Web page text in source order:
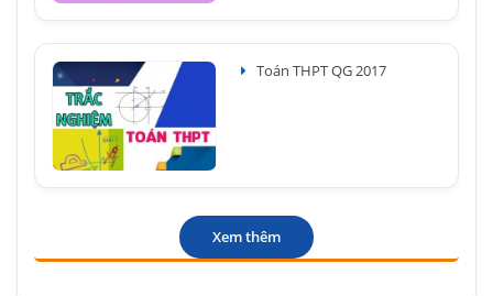
Toán THPT QG 2017
Xem thêm